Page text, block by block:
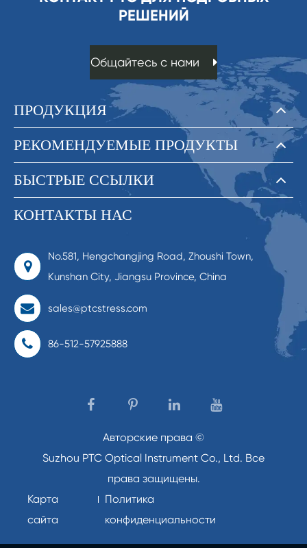
РЕШЕНИЙ
Общайтесь с нами
ПРОДУКЦИЯ
РЕКОМЕНДУЕМЫЕ ПРОДУКТЫ
БЫСТРЫЕ ССЫЛКИ
КОНТАКТЫ НАС
No.581, Hengchangjing Road, Zhoushi Town,
Kunshan City, Jiangsu Province, China
sales@ptcstress.com
86-512-57925888
Авторские права ©
Suzhou PTC Optical Instrument Co., Ltd. Все
права защищены.
Карта
сайта
Политика
конфиденциальности